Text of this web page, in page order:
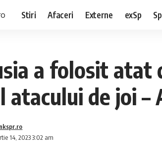
Stiri Afaceri Externe exSp
a folosit
de joi –
14, 2023 3:02 am